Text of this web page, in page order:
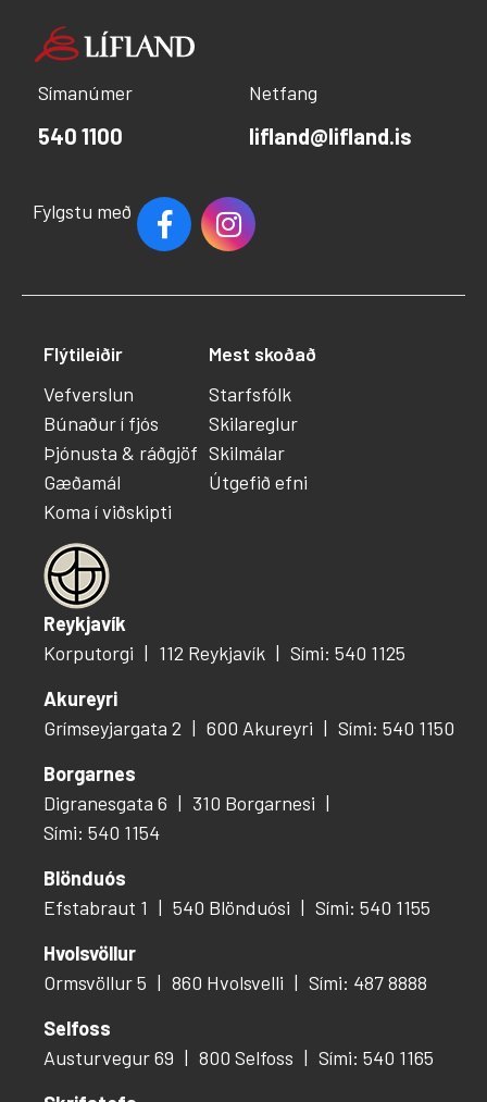
Símanúmer
540 1100
Netfang
lifland@lifland.is
Fylgstu með
Reykjavík
Korputorgi
112 Reykjavík
Sími: 540 1125
Akureyri
Grímseyjargata 2
600 Akureyri
Sími: 540 1150
Borgarnes
Digranesgata 6
310 Borgarnesi
Sími: 540 1154
Blönduós
Efstabraut 1
540 Blönduósi
Sími: 540 1155
Hvolsvöllur
Ormsvöllur 5
860 Hvolsvelli
Sími: 487 8888
Selfoss
Austurvegur 69
800 Selfoss
Sími: 540 1165
Flýtileiðir
Vefverslun
Búnaður í fjós
Þjónusta & ráðgjöf
Gæðamál
Koma í viðskipti
Mest skoðað
Starfsfólk
Skilareglur
Skilmálar
Útgefið efni